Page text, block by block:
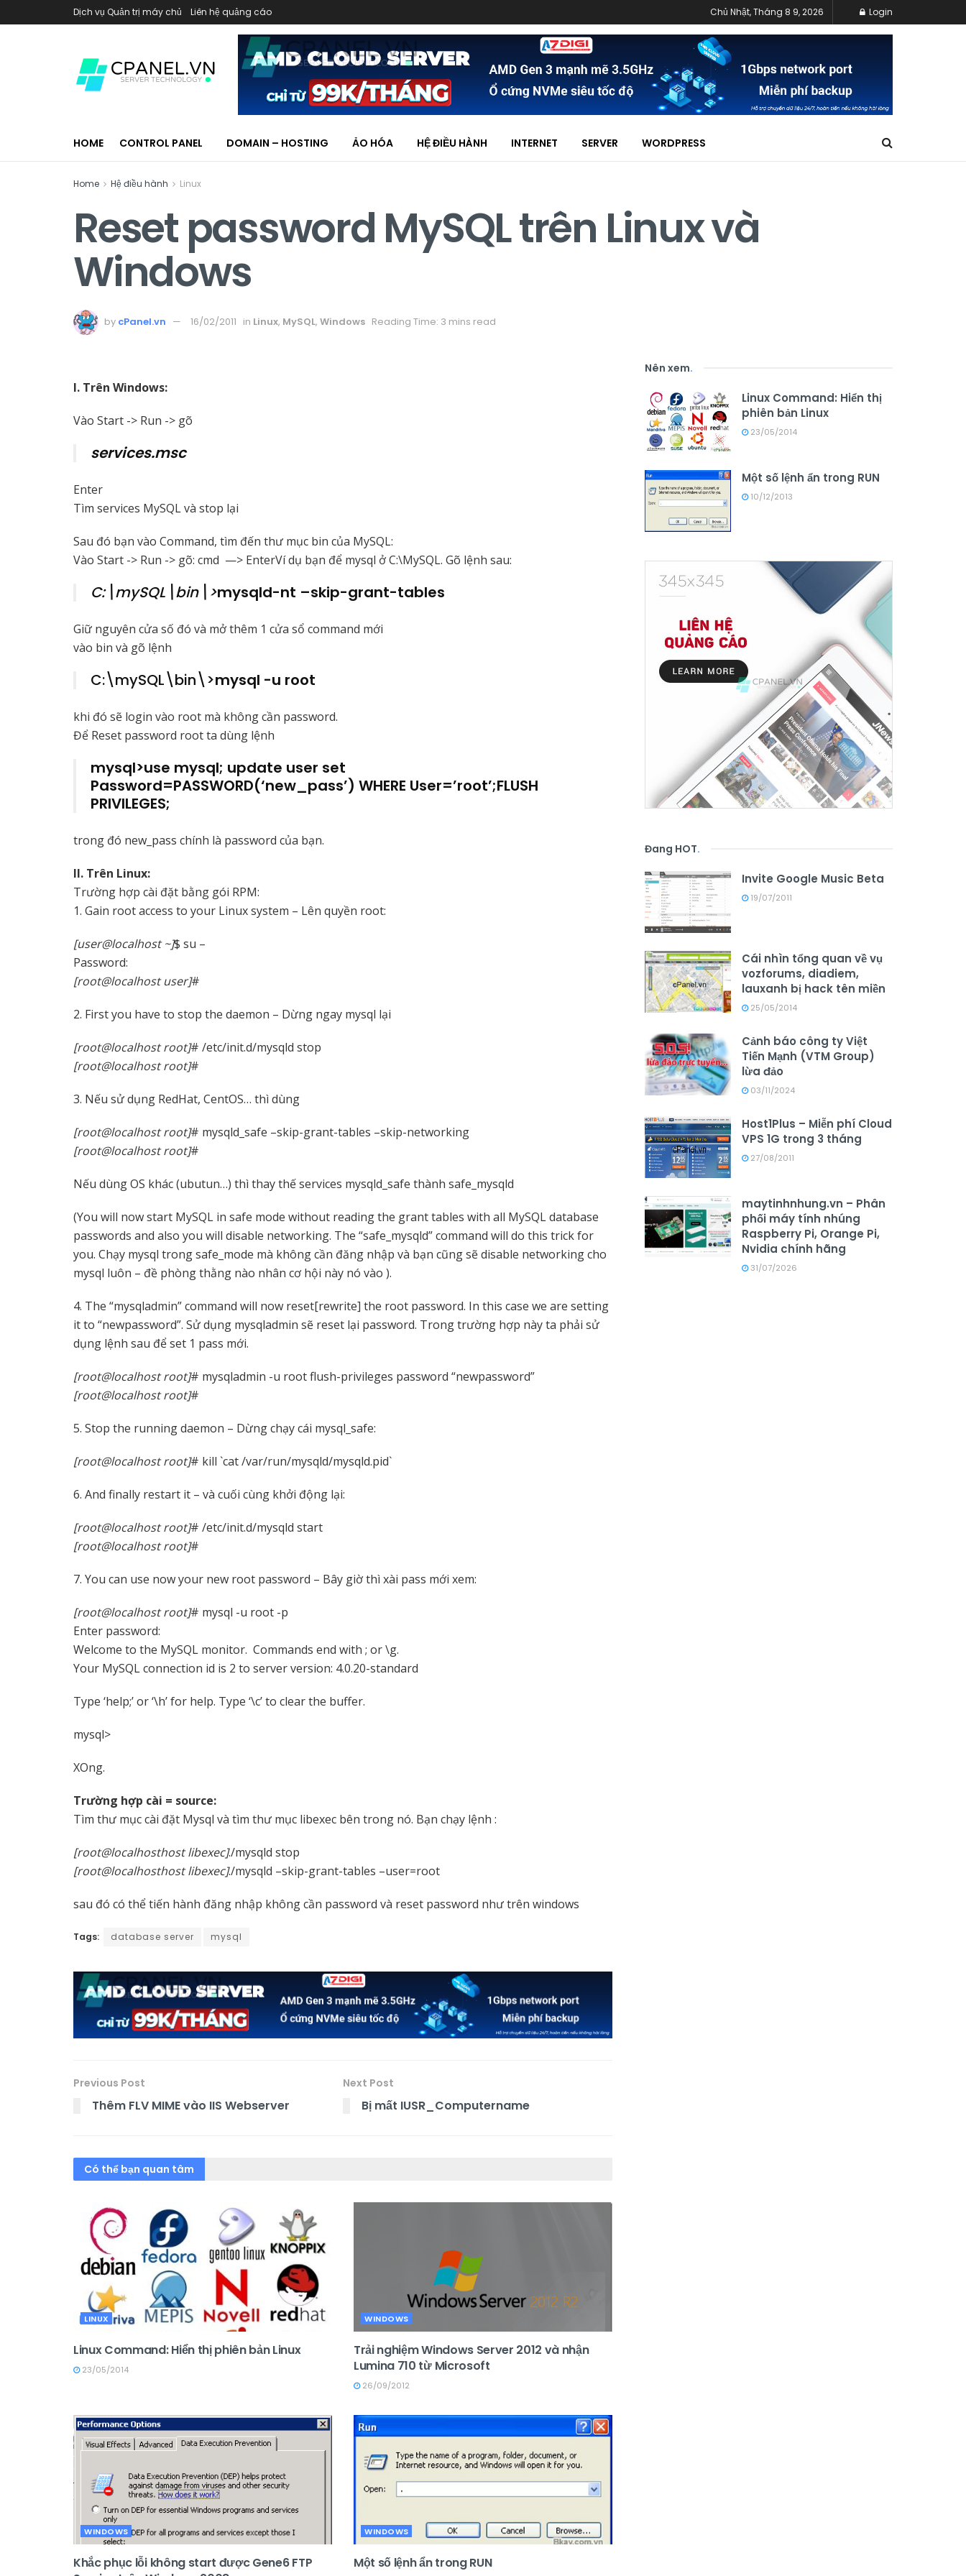
Dịch vụ Quản trị máy chủ Liên hệ quảng cáo Chủ Nhật, Tháng 8 9, 2026 Login
HOME CONTROL PANEL DOMAIN – HOSTING ẢO HÓA HỆ ĐIỀU HÀNH INTERNET SERVER WORDPRESS
Home Hệ điều hành Linux
Reset password MySQL trên Linux và
Windows
by cPanel.vn 16/02/2011 in Linux, MySQL, Windows Reading Time: 3 mins read
I. Trên Windows:
Vào Start -> Run -> gõ
services.msc
Enter
Tìm services MySQL và stop lại
Sau đó bạn vào Command, tìm đến thư mục bin của MySQL:
Vào Start -> Run -> gõ: cmd —> EnterVí dụ bạn để mysql ở C:\MySQL. Gõ lệnh sau:
C:\mySQL\bin\>mysqld-nt –skip-grant-tables
Giữ nguyên cửa số đó và mở thêm 1 cửa sổ command mới
vào bin và gõ lệnh
C:\mySQL\bin\>mysql -u root
khi đó sẽ login vào root mà không cần password.
Để Reset password root ta dùng lệnh
mysql>use mysql; update user set
Password=PASSWORD(‘new_pass’) WHERE User=’root’;FLUSH
PRIVILEGES;
trong đó new_pass chính là password của bạn.
II. Trên Linux:
Trường hợp cài đặt bằng gói RPM:
1. Gain root access to your Linux system – Lên quyền root:
[user@localhost ~]$ su –
Password:
[root@localhost user]#
2. First you have to stop the daemon – Dừng ngay mysql lại
[root@localhost root]# /etc/init.d/mysqld stop
[root@localhost root]#
3. Nếu sử dụng RedHat, CentOS… thì dùng
[root@localhost root]# mysqld_safe –skip-grant-tables –skip-networking
[root@localhost root]#
Nếu dùng OS khác (ubutun…) thì thay thế services mysqld_safe thành safe_mysqld
(You will now start MySQL in safe mode without reading the grant tables with all MySQL database
passwords and also you will disable networking. The “safe_mysqld” command will do this trick for
you. Chạy mysql trong safe_mode mà không cần đăng nhập và bạn cũng sẽ disable networking cho
mysql luôn – đề phòng thằng nào nhân cơ hội này nó vào ).
4. The “mysqladmin” command will now reset[rewrite] the root password. In this case we are setting
it to “newpassword”. Sử dụng mysqladmin sẽ reset lại password. Trong trường hợp này ta phải sử
dụng lệnh sau để set 1 pass mới.
[root@localhost root]# mysqladmin -u root flush-privileges password “newpassword”
[root@localhost root]#
5. Stop the running daemon – Dừng chạy cái mysql_safe:
[root@localhost root]# kill `cat /var/run/mysqld/mysqld.pid`
6. And finally restart it – và cuối cùng khởi động lại:
[root@localhost root]# /etc/init.d/mysqld start
[root@localhost root]#
7. You can use now your new root password – Bây giờ thì xài pass mới xem:
[root@localhost root]# mysql -u root -p
Enter password:
Welcome to the MySQL monitor. Commands end with ; or \g.
Your MySQL connection id is 2 to server version: 4.0.20-standard
Type ‘help;’ or ‘\h’ for help. Type ‘\c’ to clear the buffer.
mysql>
XOng.
Trường hợp cài = source:
Tìm thư mục cài đặt Mysql và tìm thư mục libexec bên trong nó. Bạn chạy lệnh :
[root@localhosthost libexec]./mysqld stop
[root@localhosthost libexec]./mysqld –skip-grant-tables –user=root
sau đó có thể tiến hành đăng nhập không cần password và reset password như trên windows
Tags: database server mysql
Previous Post
Thêm FLV MIME vào IIS Webserver
Next Post
Bị mất IUSR_Computername
Có thể bạn quan tâm
LINUX
Linux Command: Hiển thị phiên bản Linux
23/05/2014
WINDOWS
Trải nghiệm Windows Server 2012 và nhận
Lumina 710 từ Microsoft
26/09/2012
WINDOWS
Khắc phục lỗi không start được Gene6 FTP
WINDOWS
Một số lệnh ẩn trong RUN
Nên xem.
Linux Command: Hiển thị
phiên bản Linux
23/05/2014
Một số lệnh ẩn trong RUN
10/12/2013
Đang HOT.
Invite Google Music Beta
19/07/2011
Cái nhìn tổng quan về vụ
vozforums, diadiem,
lauxanh bị hack tên miền
25/05/2014
Cảnh báo công ty Việt
Tiến Mạnh (VTM Group)
lừa đảo
03/11/2024
Host1Plus – Miễn phí Cloud
VPS 1G trong 3 tháng
27/08/2011
maytinhnhung.vn – Phân
phối máy tính nhúng
Raspberry Pi, Orange Pi,
Nvidia chính hãng
31/07/2026